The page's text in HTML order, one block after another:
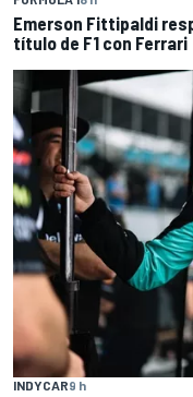
Emerson Fittipaldi
título de F1 con Ferrari
INDYCAR9 h